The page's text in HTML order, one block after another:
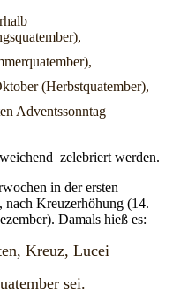
(Herbstquatember),
Adventssonntag
zelebriert werden.
in der ersten
nach Kreuzerhöhung (14.
. Damals hieß es:
Kreuz, Lucei
sei.